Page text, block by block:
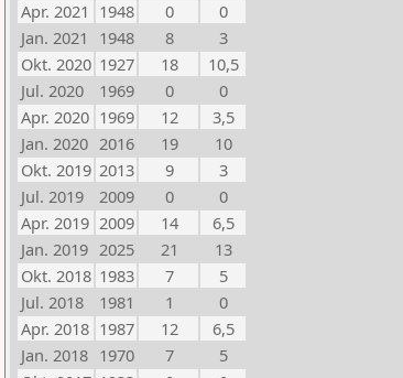
Apr. 2021 1948 0
0
Jan. 2021
1948 8
3
Okt. 2020 1927 18
10,5
Jul. 2020
1969 0
0
Apr. 2020 1969 12
3,5
Jan. 2020 2016 19
10
Okt. 2019 2013 9
3
Jul. 2019
2009 0
0
Apr. 2019 2009 14
6,5
Jan. 2019 2025 21
13
Okt. 2018 1983 7
5
Jul. 2018
1981 1
0
Apr. 2018 1987 12
6,5
Jan. 2018 1970 7
5